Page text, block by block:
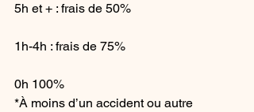
5h et + : frais de 50%
1h-4h : frais de 75%
0h 100%
*À moins d’un accident ou autre